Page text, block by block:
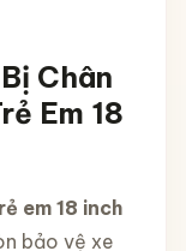
Chân
Em 18
em 18 inch
bảo vệ xe